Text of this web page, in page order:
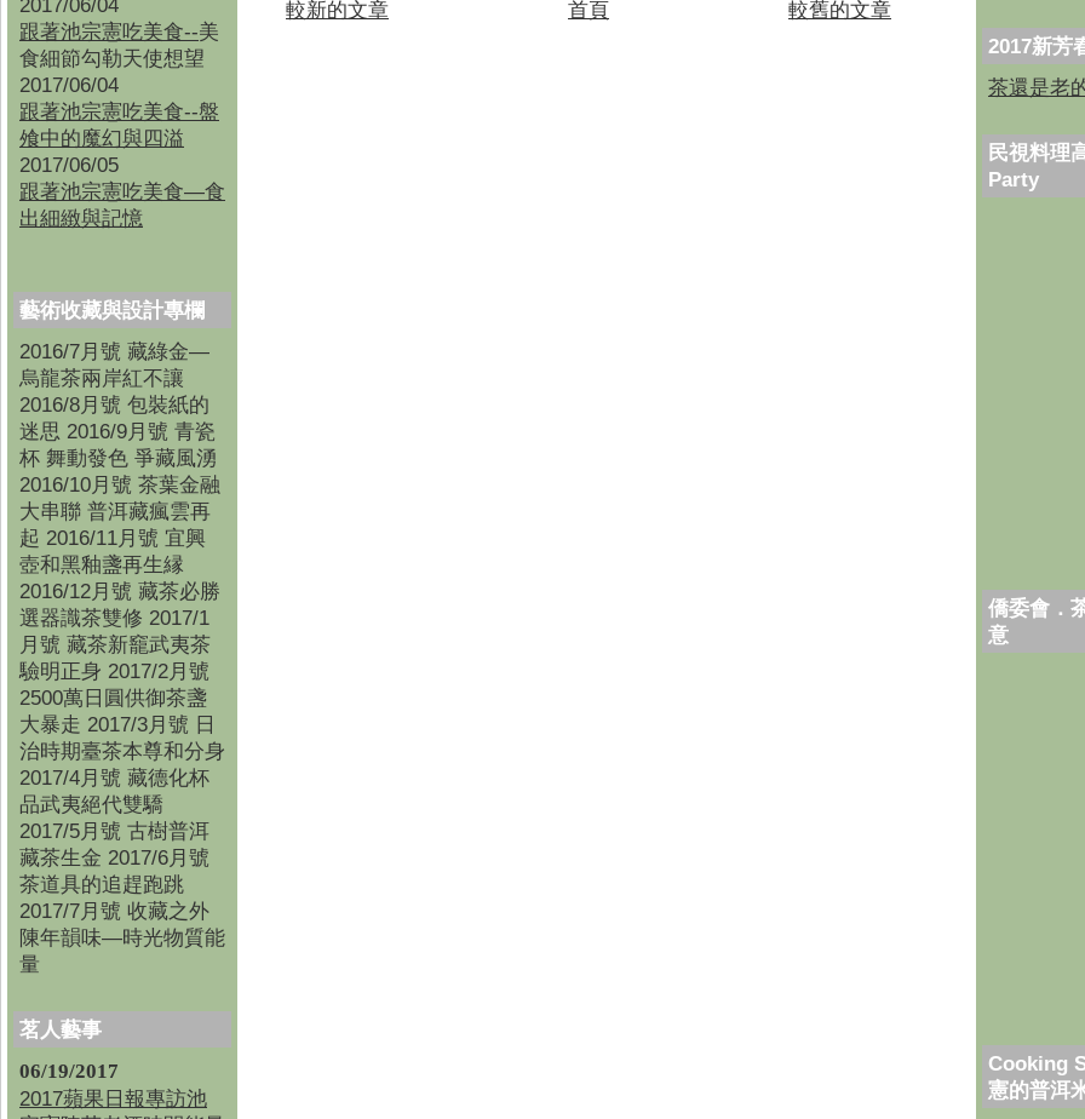
2017/06/04
跟著池宗憲吃美食--美
食細節勾勒天使想望
2017/06/04
跟著池宗憲吃美食--盤
飧中的魔幻與四溢
2017/06/05
跟著池宗憲吃美食—食
出細緻與記憶
藝術收藏與設計專欄
2016/7月號 藏綠金—
烏龍茶兩岸紅不讓
2016/8月號 包裝紙的
迷思 2016/9月號 青瓷
杯 舞動發色 爭藏風湧
2016/10月號 茶葉金融
大串聯 普洱藏瘋雲再
起 2016/11月號 宜興
壺和黑釉盞再生縁
2016/12月號 藏茶必勝
選器識茶雙修 2017/1
月號 藏茶新竉武夷茶
驗明正身 2017/2月號
2500萬日圓供御茶盞
大暴走 2017/3月號 日
治時期臺茶本尊和分身
2017/4月號 藏德化杯
品武夷絕代雙驕
2017/5月號 古樹普洱
藏茶生金 2017/6月號
茶道具的追趕跑跳
2017/7月號 收藏之外
陳年韻味—時光物質能
量
茗人藝事
06/19/2017
2017蘋果日報專訪池
較新的文章 較舊的文章
首頁
2017新芳
茶還是老
民視料理
Party
僑委會．
意
Cooking
憲的普洱